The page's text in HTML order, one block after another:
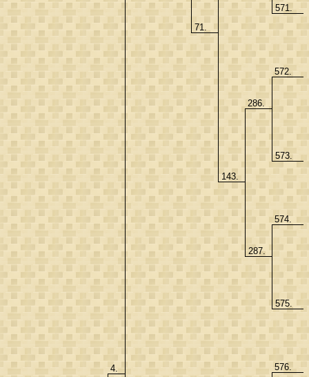
4.
71.
571.
143.
286.
572.
573.
287.
574.
575.
576.